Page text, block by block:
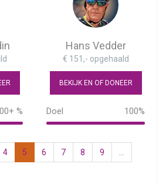
%
Hans Vedder
€ 151,- opgehaald
BEKIJK EN OF DONEER
Doel 100%
100%
4 5 6 7 8 9